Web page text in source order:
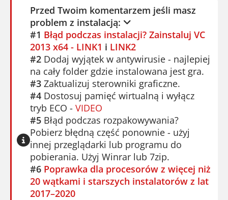
Przed Twoim komentarzem jeśli masz
problem z instalacją:
#1 Błąd podczas instalacji? Zainstaluj VC
2013 x64 - LINK1 i LINK2
#2 Dodaj wyjątek w antywirusie - najlepiej
na cały folder gdzie instalowana jest gra.
#3 Zaktualizuj sterowniki graficzne.
#4 Dostosuj pamięć wirtualną i wyłącz
tryb ECO - VIDEO
#5 Błąd podczas rozpakowywania?
Pobierz błędną część ponownie - użyj
innej przeglądarki lub programu do
pobierania. Użyj Winrar lub 7zip.
#6 Poprawka dla procesorów z więcej niż
20 wątkami i starszych instalatorów z lat
2017–2020